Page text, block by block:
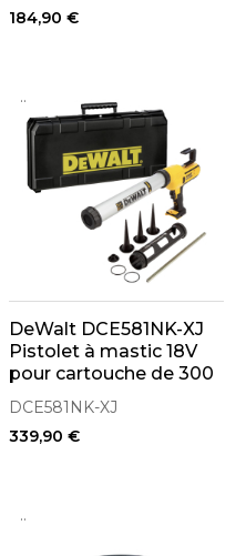
184,90 €
..
DeWalt DCE581NK-XJ
Pistolet à mastic 18V
pour cartouche de 300
à 600ml
DCE581NK-XJ
339,90 €
..